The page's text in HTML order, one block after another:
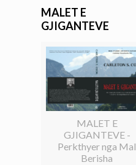
MALET E
GJIGANTEVE
MALET E
GJIGANTEVE -
Perkthyer nga Mal
Berisha